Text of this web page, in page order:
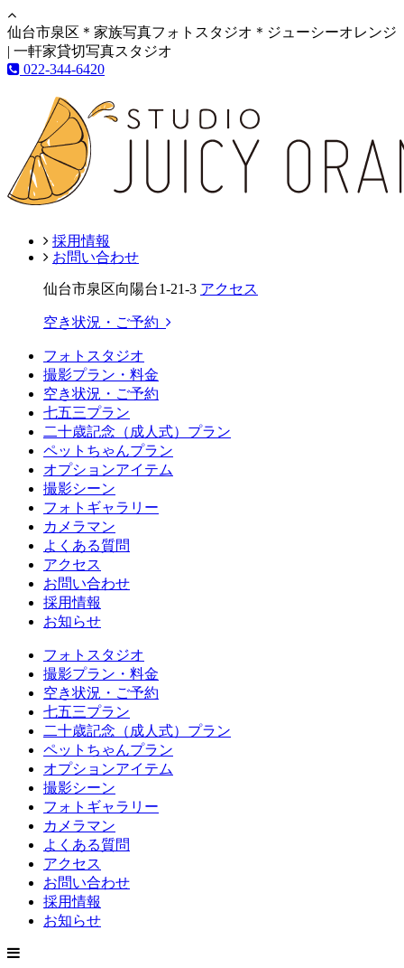
仙台市泉区＊家族写真フォトスタジオ＊ジューシーオレンジ
| 一軒家貸切写真スタジオ
022-344-6420
採用情報
お問い合わせ
仙台市泉区向陽台1-21-3 アクセス
空き状況・ご予約
フォトスタジオ
撮影プラン・料金
空き状況・ご予約
七五三プラン
二十歳記念（成人式）プラン
ペットちゃんプラン
オプションアイテム
撮影シーン
フォトギャラリー
カメラマン
よくある質問
アクセス
お問い合わせ
採用情報
お知らせ
フォトスタジオ
撮影プラン・料金
空き状況・ご予約
七五三プラン
二十歳記念（成人式）プラン
ペットちゃんプラン
オプションアイテム
撮影シーン
フォトギャラリー
カメラマン
よくある質問
アクセス
お問い合わせ
採用情報
お知らせ